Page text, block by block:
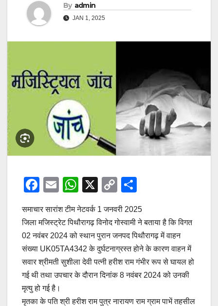
By admin
JAN 1, 2025
F
c
e
b
o
o
k
E
ail
W
h
at
s
A
p
p
X
C
p
y
Li
n
k
ar
e
समाचार सारांश टीम नेटवर्क 1 जनवरी 2025
जिला मजिस्ट्रेट पिथौरागढ़ विनोद गोस्वामी ने बताया है कि विगत
02 नवंबर 2024 को स्थान पुरान जनपद पिथौरागढ़ में वाहन
संख्या UK05TA4342 के दुर्घटनाग्रस्त होने के कारण वाहन में
सवार श्रीमती सुशीला देवी पत्नी हरीश राम गंभीर रूप से घायल हो
गई थी तथा उपचार के दौरान दिनांक 8 नवंबर 2024 को उनकी
मृत्यु हो गई है।
मृतका के पति श्री हरीश राम पुत्र नारायण राम ग्राम पाभें तहसील